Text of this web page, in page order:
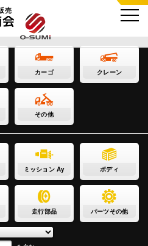
売
カーゴ クレーン
その他
ミッション Ay ボディ
走行部品 パーツその他